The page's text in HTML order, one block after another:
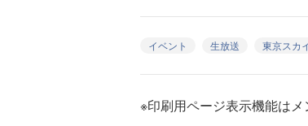
イベント 生放送 東京スカ
※印刷用ページ表示機能はメ